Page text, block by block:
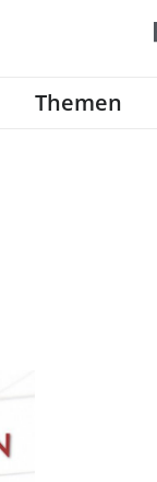
Themen